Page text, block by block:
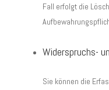
Fall erfolgt die
Widerspruchs-
Sie können die